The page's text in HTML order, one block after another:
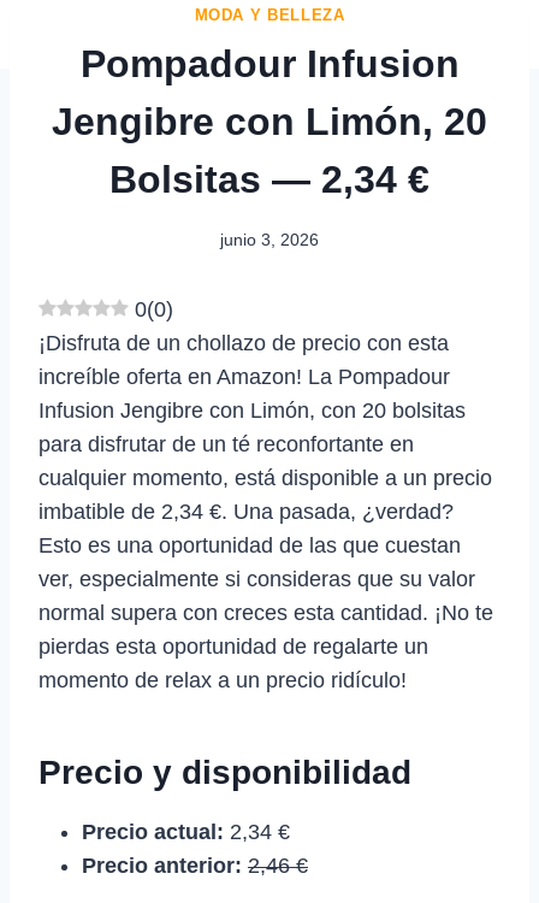
MODA Y BELLEZA
Pompadour Infusion
Jengibre con Limón, 20
Bolsitas — 2,34 €
junio 3, 2026
0(0)
¡Disfruta de un chollazo de precio con esta
increíble oferta en Amazon! La Pompadour
Infusion Jengibre con Limón, con 20 bolsitas
para disfrutar de un té reconfortante en
cualquier momento, está disponible a un precio
imbatible de 2,34 €. Una pasada, ¿verdad?
Esto es una oportunidad de las que cuestan
ver, especialmente si consideras que su valor
normal supera con creces esta cantidad. ¡No te
pierdas esta oportunidad de regalarte un
momento de relax a un precio ridículo!
Precio y disponibilidad
Precio actual: 2,34 €
Precio anterior: 2,46 €